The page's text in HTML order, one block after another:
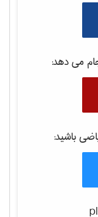
می دهد:
باشید: